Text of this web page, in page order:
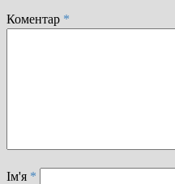
Коментар *
Ім'я *